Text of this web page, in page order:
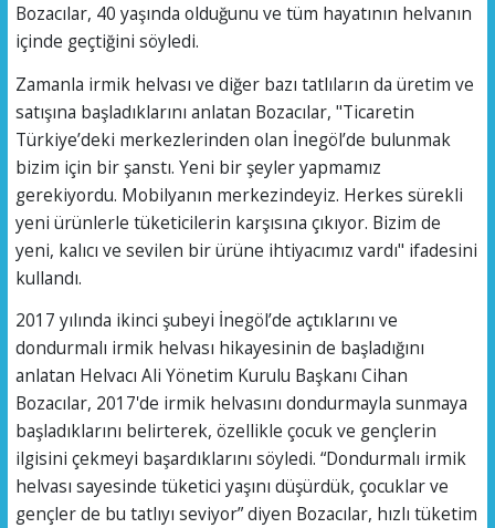
Bozacılar, 40 yaşında olduğunu ve tüm hayatının helvanın
içinde geçtiğini söyledi.
Zamanla irmik helvası ve diğer bazı tatlıların da üretim ve
satışına başladıklarını anlatan Bozacılar, "Ticaretin
Türkiye’deki merkezlerinden olan İnegöl’de bulunmak
bizim için bir şanstı. Yeni bir şeyler yapmamız
gerekiyordu. Mobilyanın merkezindeyiz. Herkes sürekli
yeni ürünlerle tüketicilerin karşısına çıkıyor. Bizim de
yeni, kalıcı ve sevilen bir ürüne ihtiyacımız vardı" ifadesini
kullandı.
2017 yılında ikinci şubeyi İnegöl’de açtıklarını ve
dondurmalı irmik helvası hikayesinin de başladığını
anlatan Helvacı Ali Yönetim Kurulu Başkanı Cihan
Bozacılar, 2017'de irmik helvasını dondurmayla sunmaya
başladıklarını belirterek, özellikle çocuk ve gençlerin
ilgisini çekmeyi başardıklarını söyledi. “Dondurmalı irmik
helvası sayesinde tüketici yaşını düşürdük, çocuklar ve
gençler de bu tatlıyı seviyor” diyen Bozacılar, hızlı tüketim